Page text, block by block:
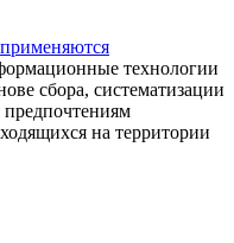
применяются
технологии
сбора, систематизации
предпочтениям
на территории